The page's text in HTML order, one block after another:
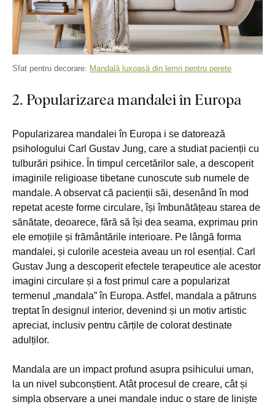
Sfat pentru decorare: Mandală luxoasă din lemn pentru perete
2. Popularizarea mandalei în Europa
Popularizarea mandalei în Europa i se datorează
psihologului Carl Gustav Jung, care a studiat pacienții cu
tulburări psihice. În timpul cercetărilor sale, a descoperit
imaginile religioase tibetane cunoscute sub numele de
mandale. A observat că pacienții săi, desenând în mod
repetat aceste forme circulare, își îmbunătățeau starea de
sănătate, deoarece, fără să își dea seama, exprimau prin
ele emoțiile și frământările interioare. Pe lângă forma
mandalei, și culorile acesteia aveau un rol esențial. Carl
Gustav Jung a descoperit efectele terapeutice ale acestor
imagini circulare și a fost primul care a popularizat
termenul „mandala” în Europa. Astfel, mandala a pătruns
treptat în designul interior, devenind și un motiv artistic
apreciat, inclusiv pentru cărțile de colorat destinate
adulților.
Mandala are un impact profund asupra psihicului uman,
la un nivel subconștient. Atât procesul de creare, cât și
simpla observare a unei mandale induc o stare de liniște